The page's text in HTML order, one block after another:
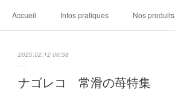
Accueil Infos pratiques Nos produits
2025.02.12 06:38
ナゴレコ 常滑の苺特集